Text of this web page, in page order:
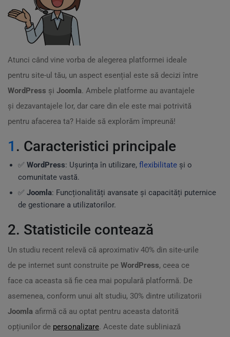
Atunci când vine vorba de alegerea platformei ideale
pentru site-ul tău, un aspect esențial este să decizi între
WordPress și Joomla. Ambele platforme au avantajele
și dezavantajele lor, dar care din ele este mai potrivită
pentru afacerea ta? Haide să explorăm împreună!
1 . Caracteristici principale
✅ WordPress: Ușurința în utilizare, flexibilitate și o
comunitate vastă.
✅ Joomla: Funcționalități avansate și capacități puternice
de gestionare a utilizatorilor.
2. Statisticile contează
Un studiu recent relevă că aproximativ 40% din site-urile
de pe internet sunt construite pe WordPress, ceea ce
face ca aceasta să fie cea mai populară platformă. De
asemenea, conform unui alt studiu, 30% dintre utilizatorii
Joomla afirmă că au optat pentru aceasta datorită
opțiunilor de personalizare. Aceste date subliniază